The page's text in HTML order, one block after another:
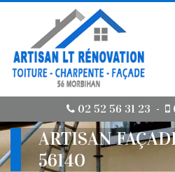
02 52 56 31 23 -
ARTISAN
56140